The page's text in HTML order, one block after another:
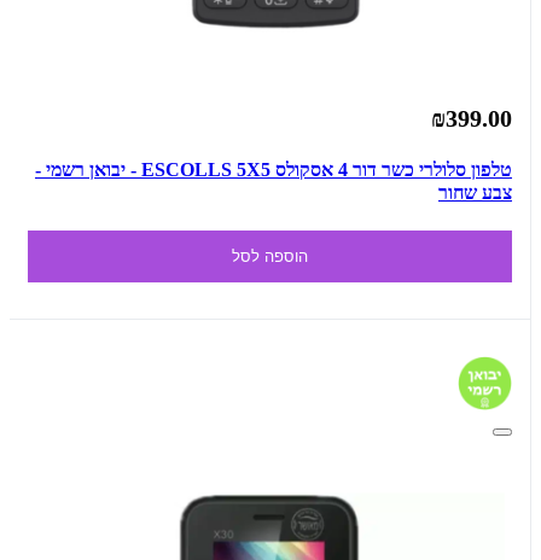
₪399.00
טלפון סלולרי כשר דור 4 אסקולס ESCOLLS 5X5 - יבואן רשמי -
צבע שחור
הוספה לסל